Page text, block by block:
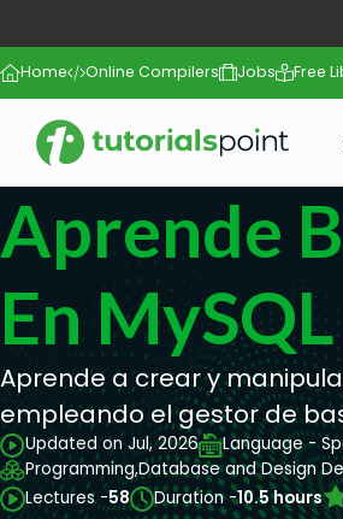
Home Online Compilers Jobs Free
Aprende
En
Aprende a crear y
empleando el gestor de
Updated on Jul, 2026 Language -
Programming,Database and Design
Lectures -58 Duration -10.5 hours